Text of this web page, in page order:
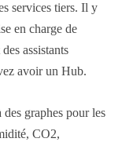
services tiers. Il y
en charge de
assistants
avoir un Hub.
graphes pour les
CO2,